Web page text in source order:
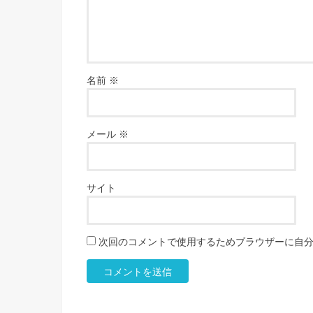
名前 ※
メール ※
サイト
次回のコメントで使用するためブラウザーに自